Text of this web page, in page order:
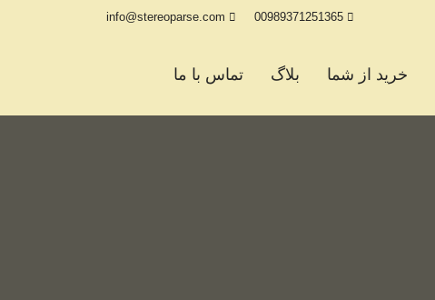
00989371251365
info@stereoparse.com
خرید از شما بلاگ تماس با ما